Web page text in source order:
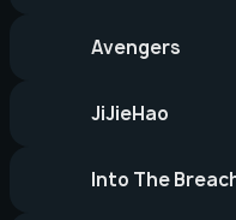
Avengers
JiJieHao
Into The